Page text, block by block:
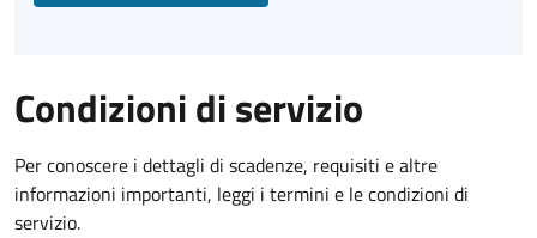
Condizioni di servizio
Per conoscere i dettagli di scadenze, requisiti e altre
informazioni importanti, leggi i termini e le condizioni di
servizio.